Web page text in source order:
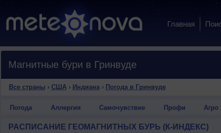
Главная
Магнитные бури в Гринвуде
Все страны › США› Индиана› Погода в Гринвуде
Погода Аллергия Самочувствие Профи Агро
РАСПИСАНИЕ ГЕОМАГНИТНЫХ БУРЬ (К-ИНДЕКС)